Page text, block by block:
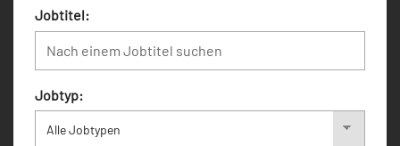
Jobtitel:
Jobtyp: